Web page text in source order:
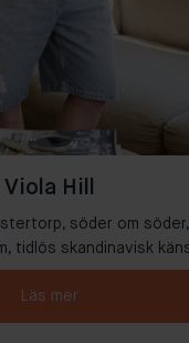
Viola Hill
söder om
tidlös skandinavisk
Läs mer